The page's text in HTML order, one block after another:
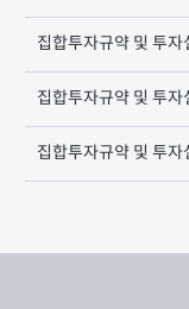
집합투자규약 및 투자
집합투자규약 및 투자
집합투자규약 및 투자